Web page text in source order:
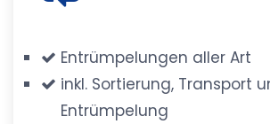
Entrümpelungen aller Art
inkl. Sortierung, Transport
Entrümpelung